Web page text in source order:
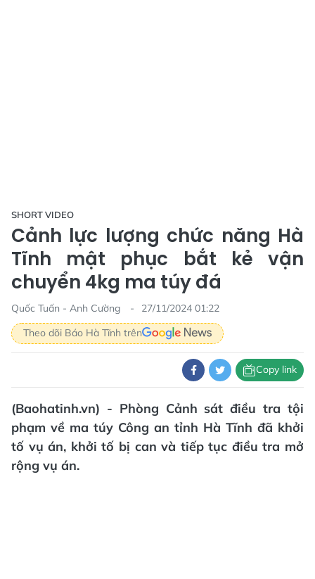
SHORT VIDEO
Cảnh lực lượng chức năng Hà
Tĩnh mật phục bắt kẻ vận
chuyển 4kg ma túy đá
Quốc Tuấn - Anh Cường
27/11/2024 01:22
Theo dõi Báo Hà Tĩnh trên
Copy link
(Baohatinh.vn) - Phòng Cảnh sát điều tra tội
phạm về ma túy Công an tỉnh Hà Tĩnh đã khởi
tố vụ án, khởi tố bị can và tiếp tục điều tra mở
rộng vụ án.